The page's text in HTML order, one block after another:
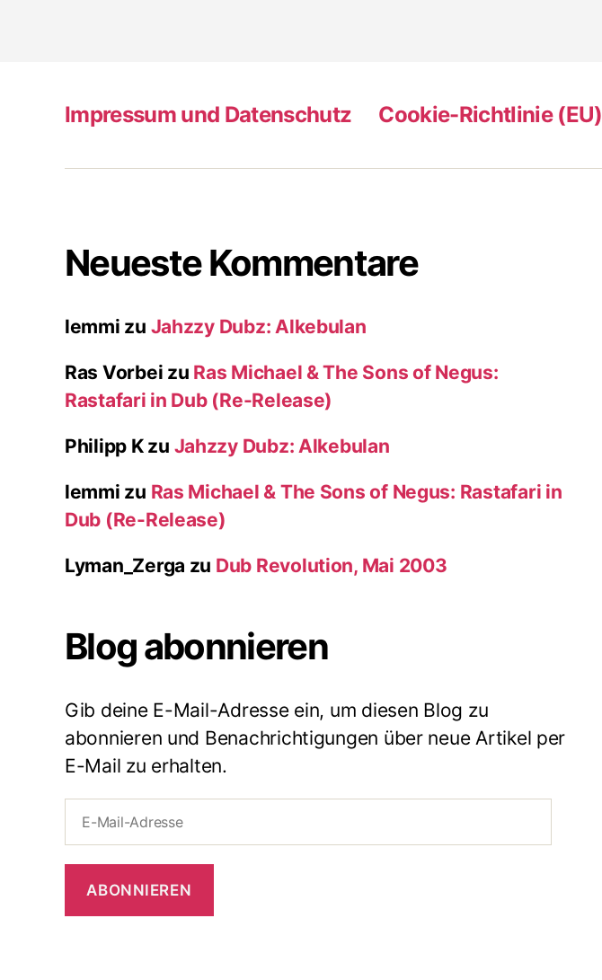
Impressum und Datenschutz Cookie-Richtlinie (EU)
Neueste Kommentare
lemmi zu Jahzzy Dubz: Alkebulan
Ras Vorbei zu Ras Michael & The Sons of Negus:
Rastafari in Dub (Re-Release)
Philipp Kzu Jahzzy Dubz: Alkebulan
lemmi zu Ras Michael & The Sons of Negus: Rastafari in
Dub (Re-Release)
Lyman_Zerga zu Dub Revolution, Mai 2003
Blog abonnieren
Gib deine E-Mail-Adresse ein, um diesen Blog zu
abonnieren und Benachrichtigungen über neue Artikel per
E-Mail zu erhalten.
Mail-
Adresse
ABONNIEREN